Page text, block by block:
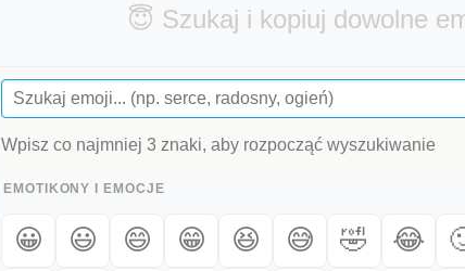
😇 Szukaj i kopiuj dowolne
Wpisz co najmniej 3 znaki, aby rozpocząć wyszukiwanie
EMOTIKONY I EMOCJE
😀 😃 😄 😁 😆 😅 🤣 😂